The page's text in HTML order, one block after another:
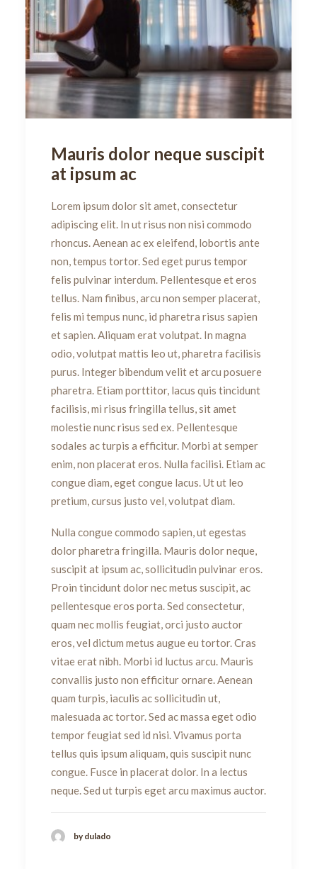
Mauris dolor neque suscipit
at ipsum ac
Lorem ipsum dolor sit amet, consectetur
adipiscing elit. In ut risus non nisi commodo
rhoncus. Aenean ac ex eleifend, lobortis ante
non, tempus tortor. Sed eget purus tempor
felis pulvinar interdum. Pellentesque et eros
tellus. Nam finibus, arcu non semper placerat,
felis mi tempus nunc, id pharetra risus sapien
et sapien. Aliquam erat volutpat. In magna
odio, volutpat mattis leo ut, pharetra facilisis
purus. Integer bibendum velit et arcu posuere
pharetra. Etiam porttitor, lacus quis tincidunt
facilisis, mi risus fringilla tellus, sit amet
molestie nunc risus sed ex. Pellentesque
sodales ac turpis a efficitur. Morbi at semper
enim, non placerat eros. Nulla facilisi. Etiam ac
congue diam, eget congue lacus. Ut ut leo
pretium, cursus justo vel, volutpat diam.
Nulla congue commodo sapien, ut egestas
dolor pharetra fringilla. Mauris dolor neque,
suscipit at ipsum ac, sollicitudin pulvinar eros.
Proin tincidunt dolor nec metus suscipit, ac
pellentesque eros porta. Sed consectetur,
quam nec mollis feugiat, orci justo auctor
eros, vel dictum metus augue eu tortor. Cras
vitae erat nibh. Morbi id luctus arcu. Mauris
convallis justo non efficitur ornare. Aenean
quam turpis, iaculis ac sollicitudin ut,
malesuada ac tortor. Sed ac massa eget odio
tempor feugiat sed id nisi. Vivamus porta
tellus quis ipsum aliquam, quis suscipit nunc
congue. Fusce in placerat dolor. In a lectus
neque. Sed ut turpis eget arcu maximus auctor.
by dulado